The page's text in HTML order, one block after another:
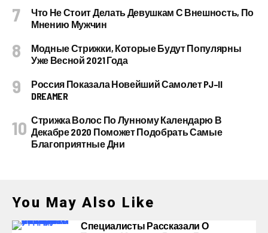
Что Не Стоит Делать Девушкам С Внешность, По
Мнению Мужчин
Модные Стрижки, Которые Будут Популярны
Уже Весной 2021 Года
Россия Показала Новейший Самолет PJ–II
DREAMER
Стрижка Волос По Лунному Календарю В
Декабре 2020 Поможет Подобрать Самые
Благоприятные Дни
You May Also Like
Специалисты Рассказали О